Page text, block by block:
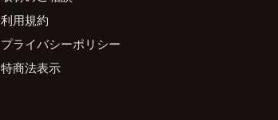
利用規約
プライバシーポリシー
特商法表示